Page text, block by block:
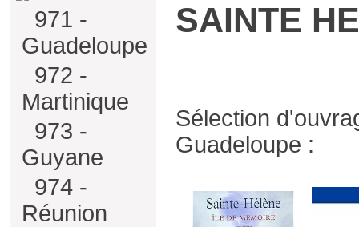
971 -
Guadeloupe
972 -
Martinique
973 -
Guyane
974 -
Réunion
SAINTE
Sélection
Guadeloupe :